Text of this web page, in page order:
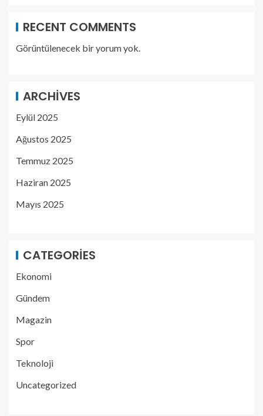
RECENT COMMENTS
Görüntülenecek bir yorum yok.
ARCHIVES
Eylül 2025
Ağustos 2025
Temmuz 2025
Haziran 2025
Mayıs 2025
CATEGORIES
Ekonomi
Gündem
Magazin
Spor
Teknoloji
Uncategorized